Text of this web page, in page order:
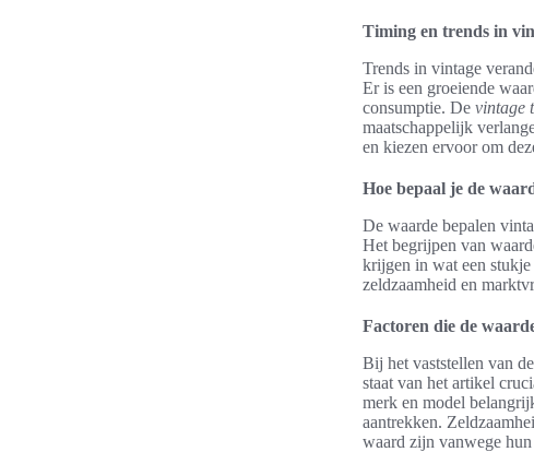
Timing en trends in
Trends in vintage
Er is een groeiende
consumptie. De vintage
maatschappelijk
en kiezen ervoor om
Hoe bepaal je de
De waarde bepalen
Het begrijpen van
krijgen in wat een
zeldzaamheid en
Factoren die de
Bij het vaststellen van
staat van het artikel
merk en model
aantrekken.
waard zijn vanwege